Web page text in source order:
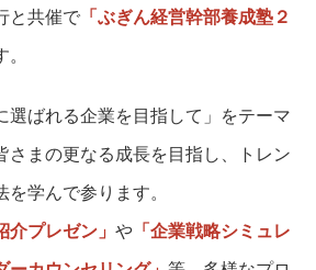
と共催で「ぶぎん経営幹部養成塾２
選ばれる企業を目指して」をテーマ
さまの更なる成長を目指し、トレン
を学んで参ります。
介プレゼン」 や「企業戦略シミュレ